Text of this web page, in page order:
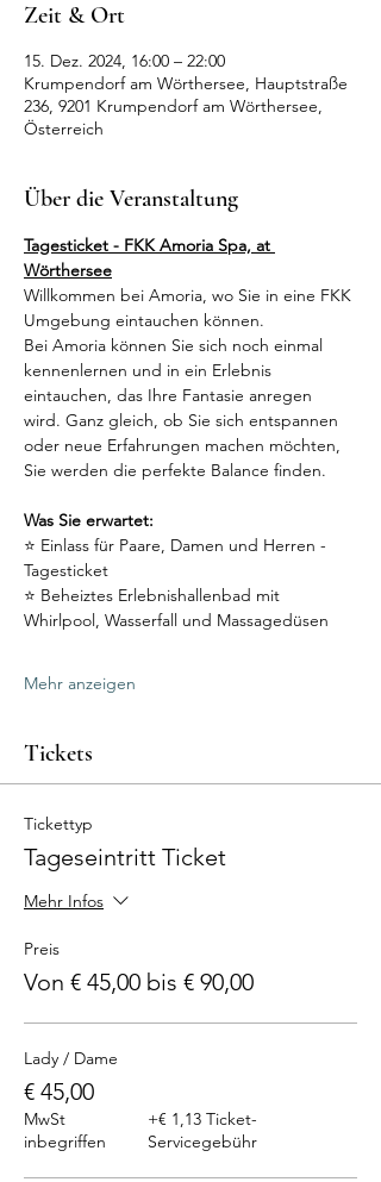
Zeit & Ort
15. Dez. 2024, 16:00 – 22:00
Krumpendorf am Wörthersee, Hauptstraße
236, 9201 Krumpendorf am Wörthersee,
Österreich
Über die Veranstaltung
Tagesticket - FKK Amoria Spa, at
Wörthersee
Willkommen bei Amoria, wo Sie in eine FKK
Umgebung eintauchen können.
Bei Amoria können Sie sich noch einmal
kennenlernen und in ein Erlebnis
eintauchen, das Ihre Fantasie anregen
wird. Ganz gleich, ob Sie sich entspannen
oder neue Erfahrungen machen möchten,
Sie werden die perfekte Balance finden.
Was Sie erwartet:
⭐ Einlass für Paare, Damen und Herren -
Tagesticket
⭐ Beheiztes Erlebnishallenbad mit
Whirlpool, Wasserfall und Massagedüsen
Mehr anzeigen
Tickets
Tickettyp
Tageseintritt Ticket
Mehr Infos
Preis
Von € 45,00 bis € 90,00
Lady / Dame
€ 45,00
MwSt
inbegriffen
+€ 1,13 Ticket-
Servicegebühr